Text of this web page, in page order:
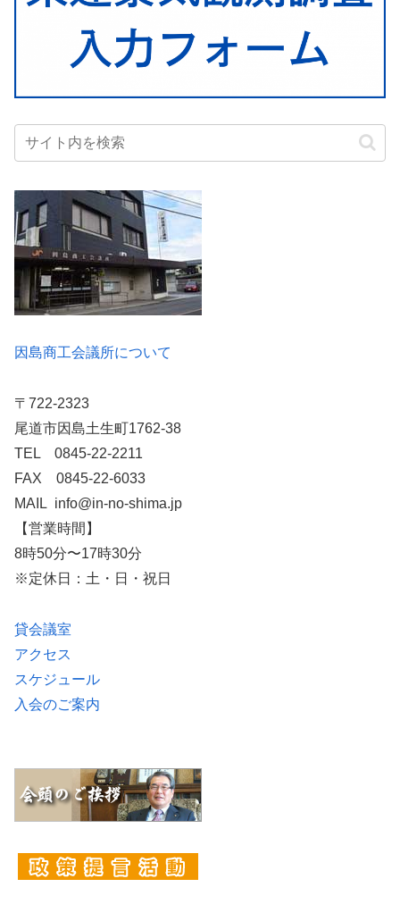
因島商工会議所について
〒722-2323
尾道市因島土生町1762-38
TEL 0845-22-2211
FAX 0845-22-6033
MAIL info@in-no-shima.jp
【営業時間】
8時50分〜17時30分
※定休日：土・日・祝日
貸会議室
アクセス
スケジュール
入会のご案内